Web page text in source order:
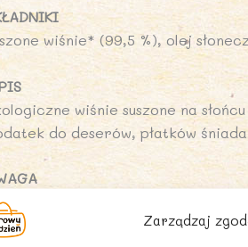
Zarządzaj
wiśnie* (99,5 %), olej
wiśnie suszone na
do deserów, płatków
sporadycznie mogą